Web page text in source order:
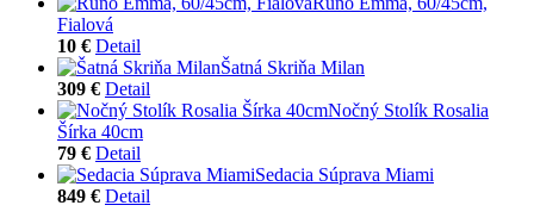
Fialová
10 € Detail
Šatná Skriňa Milan
309 € Detail
Nočný Stolík Rosalia
Šírka 40cm
79 € Detail
Sedacia Súprava Miami
849 € Detail